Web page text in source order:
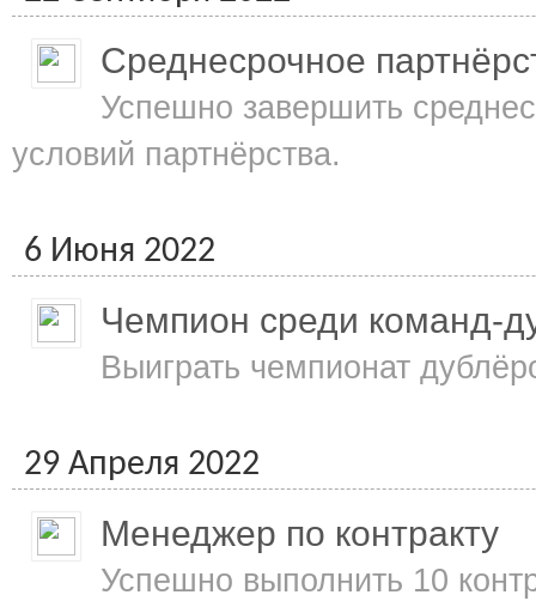
Среднесрочное
Успешно завершить
условий партнёрства.
6 Июня 2022
Чемпион среди команд-
Выиграть чемпионат
29 Апреля 2022
Менеджер по контракту
Успешно выполнить 10